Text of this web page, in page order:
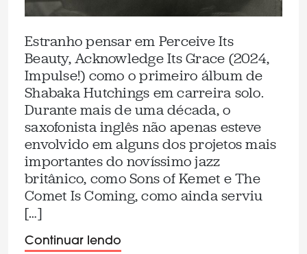
Estranho pensar em Perceive Its
Beauty, Acknowledge Its Grace (2024,
Impulse!) como o primeiro álbum de
Shabaka Hutchings em carreira solo.
Durante mais de uma década, o
saxofonista inglês não apenas esteve
envolvido em alguns dos projetos mais
importantes do novíssimo jazz
britânico, como Sons of Kemet e The
Comet Is Coming, como ainda serviu
[…]
Continuar lendo